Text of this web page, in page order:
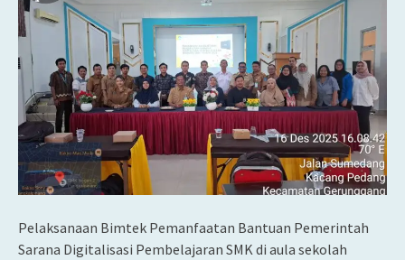
Pelaksanaan Bimtek Pemanfaatan Bantuan Pemerintah
Sarana Digitalisasi Pembelajaran SMK di aula sekolah